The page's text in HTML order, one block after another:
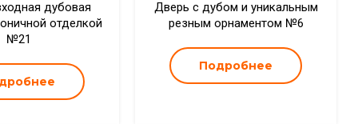
дубовая
отделкой
№21
Дверь с дубом и уникальным
резным орнаментом №6
Подробнее